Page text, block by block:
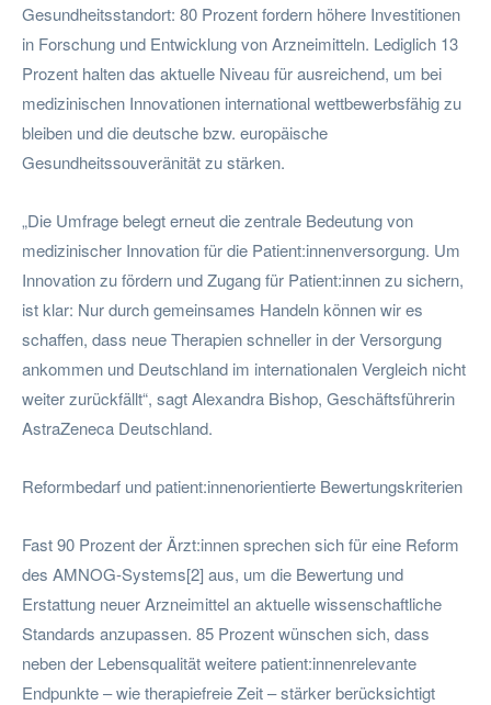
Gesundheitsstandort: 80 Prozent fordern höhere Investitionen
in Forschung und Entwicklung von Arzneimitteln. Lediglich 13
Prozent halten das aktuelle Niveau für ausreichend, um bei
medizinischen Innovationen international wettbewerbsfähig zu
bleiben und die deutsche bzw. europäische
Gesundheitssouveränität zu stärken.
„Die Umfrage belegt erneut die zentrale Bedeutung von
medizinischer Innovation für die Patient:innenversorgung. Um
Innovation zu fördern und Zugang für Patient:innen zu sichern,
ist klar: Nur durch gemeinsames Handeln können wir es
schaffen, dass neue Therapien schneller in der Versorgung
ankommen und Deutschland im internationalen Vergleich nicht
weiter zurückfällt“, sagt Alexandra Bishop, Geschäftsführerin
AstraZeneca Deutschland.
Reformbedarf und patient:innenorientierte Bewertungskriterien
Fast 90 Prozent der Ärzt:innen sprechen sich für eine Reform
des AMNOG-Systems[2] aus, um die Bewertung und
Erstattung neuer Arzneimittel an aktuelle wissenschaftliche
Standards anzupassen. 85 Prozent wünschen sich, dass
neben der Lebensqualität weitere patient:innenrelevante
Endpunkte – wie therapiefreie Zeit – stärker berücksichtigt